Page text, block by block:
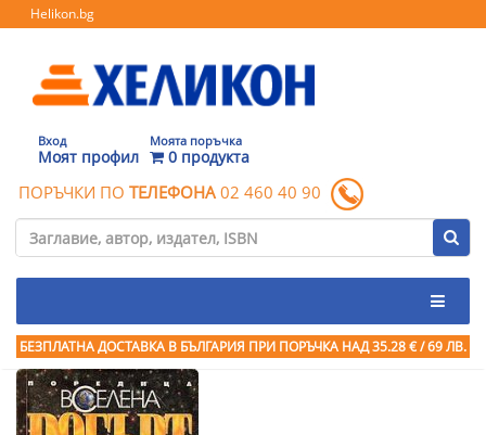
Helikon.bg
Вход
Моят профил
Моята поръчка
0 продукта
ПОРЪЧКИ ПО ТЕЛЕФОНА 02 460 40 90
БЕЗПЛАТНА ДОСТАВКА В БЪЛГАРИЯ ПРИ ПОРЪЧКА НАД 35.28 € / 69 ЛВ.